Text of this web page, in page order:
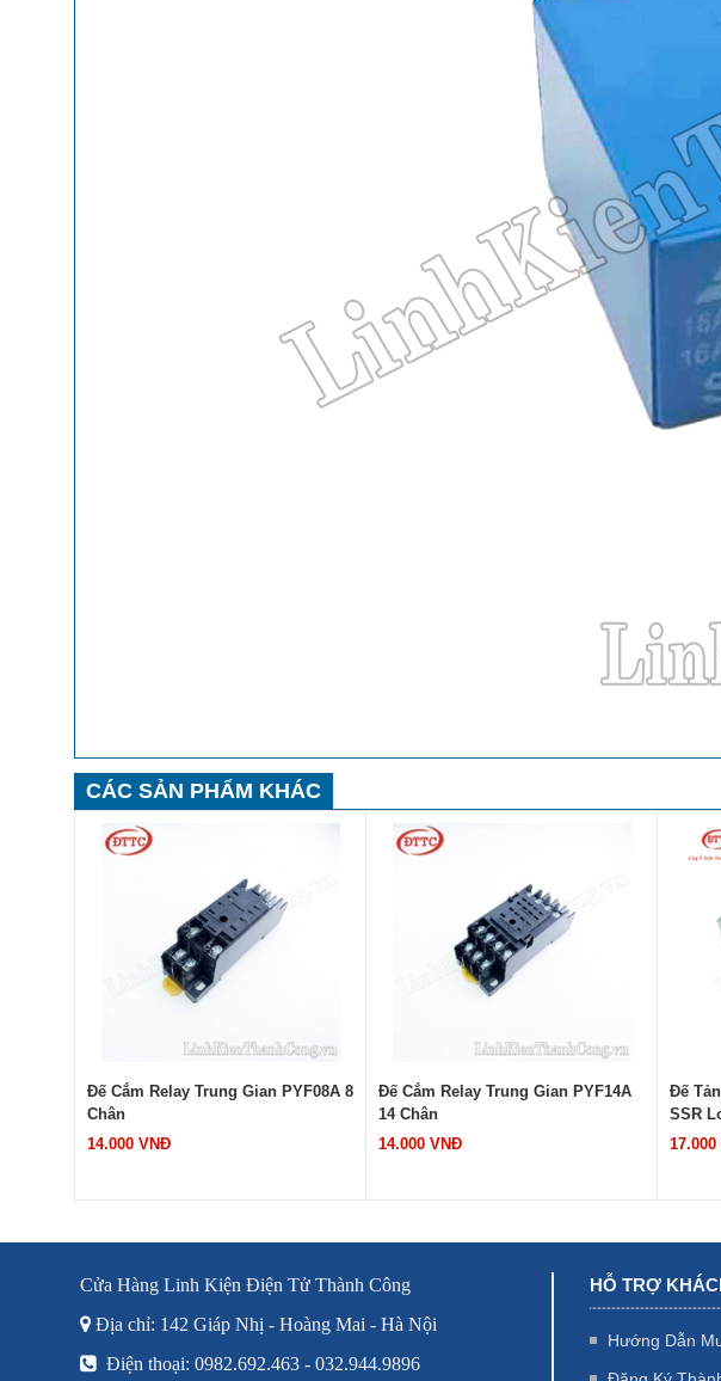
CÁC SẢN PHẨM KHÁC
Đế Cắm Relay Trung Gian PYF08A 8
Chân
14.000 VNĐ
Đế Cắm Relay Trung Gian PYF14A
14 Chân
14.000 VNĐ
Đế
SSR
Cửa Hàng Linh Kiện Điện Tử Thành Công
Địa chỉ: 142 Giáp Nhị - Hoàng Mai - Hà Nội
Điện thoại: 0982.692.463 - 032.944.9896
HỖ TRỢ
Hướng Dẫn